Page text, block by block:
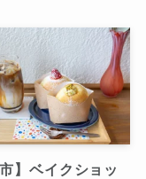
市】ベイクショッ